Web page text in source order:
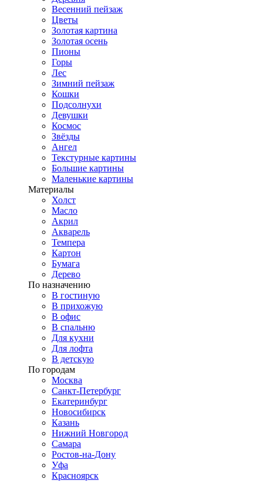
Весенний пейзаж
Цветы
Золотая картина
Золотая осень
Пионы
Горы
Лес
Зимний пейзаж
Кошки
Подсолнухи
Девушки
Космос
Звёзды
Ангел
Текстурные картины
Большие картины
Маленькие картины
Материалы
Холст
Масло
Акрил
Акварель
Темпера
Картон
Бумага
Дерево
По назначению
В гостиную
В прихожую
В офис
В спальню
Для кухни
Для лофта
В детскую
По городам
Москва
Санкт-Петербург
Екатеринбург
Новосибирск
Казань
Нижний Новгород
Самара
Ростов-на-Дону
Уфа
Красноярск